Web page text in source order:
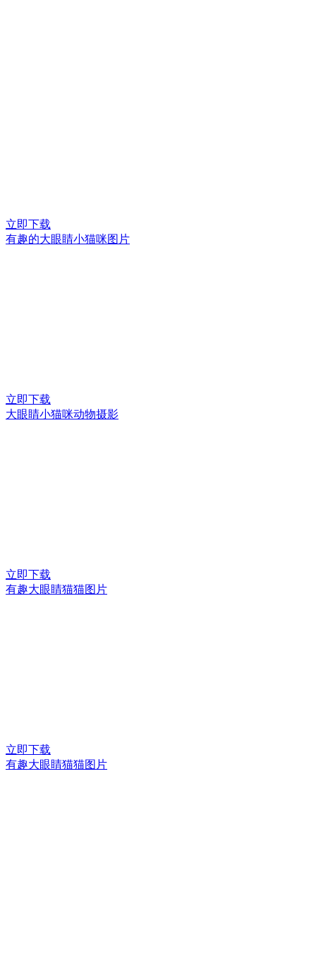
立即下载
有趣的大眼睛小猫咪图片
立即下载
大眼睛小猫咪动物摄影
立即下载
有趣大眼睛猫猫图片
立即下载
有趣大眼睛猫猫图片